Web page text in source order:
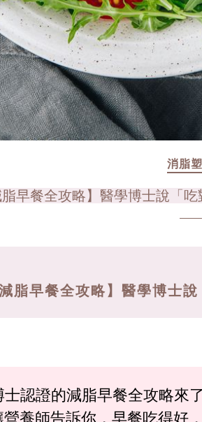
消脂
脂早餐全攻略】醫學博士說「
減脂早餐全攻略】醫學博士
認證的減脂早餐全攻略
養師告訴你，早餐吃得好